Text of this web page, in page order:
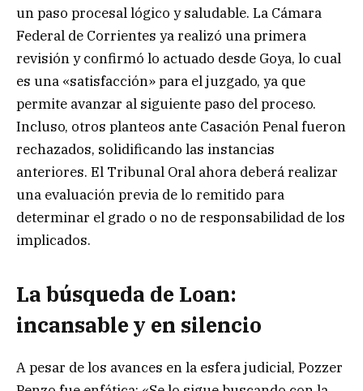
un paso procesal lógico y saludable. La Cámara
Federal de Corrientes ya realizó una primera
revisión y confirmó lo actuado desde Goya, lo cual
es una «satisfacción» para el juzgado, ya que
permite avanzar al siguiente paso del proceso.
Incluso, otros planteos ante Casación Penal fueron
rechazados, solidificando las instancias
anteriores. El Tribunal Oral ahora deberá realizar
una evaluación previa de lo remitido para
determinar el grado o no de responsabilidad de los
implicados.
La búsqueda de Loan:
incansable y en silencio
A pesar de los avances en la esfera judicial, Pozzer